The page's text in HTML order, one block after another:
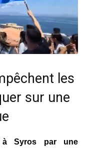
les
sur une
à Syros par une